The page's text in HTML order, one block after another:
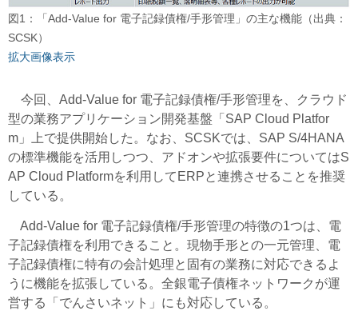
図1：「Add-Value for 電子記録債権/手形管理」の主な機能（出典：
SCSK）
拡大画像表示
今回、Add-Value for 電子記録債権/手形管理を、クラウド
型の業務アプリケーション開発基盤「SAP Cloud Platfor
m」上で提供開始した。なお、SCSKでは、SAP S/4HANA
の標準機能を活用しつつ、アドオンや拡張要件についてはS
AP Cloud Platformを利用してERPと連携させることを推奨
している。
Add-Value for 電子記録債権/手形管理の特徴の1つは、電
子記録債権を利用できること。現物手形との一元管理、電
子記録債権に特有の会計処理と固有の業務に対応できるよ
うに機能を拡張している。全銀電子債権ネットワークが運
営する「でんさいネット」にも対応している。